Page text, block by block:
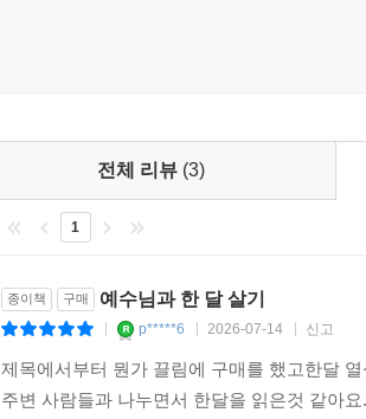
전체 리뷰 (3)
1
종이책 구매 예수님과 한 달 살기
p*****6 2026-07-14 신고
제목에서부터 뭔가 끌림에 구매를 했고한달
주변 사람들과 나누면서 한달을 읽은것 같아